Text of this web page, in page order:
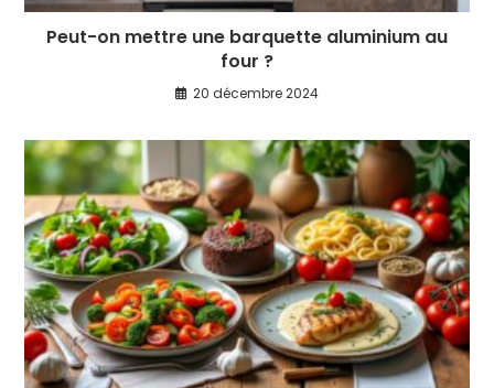
Peut-on mettre une barquette aluminium au
four ?
20 décembre 2024